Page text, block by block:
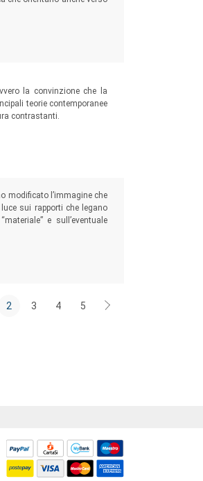
la convinzione che la
teorie contemporanee
contrastanti.
modificato l’immagine che
sui rapporti che legano
e sull’eventuale
2 3 4 5